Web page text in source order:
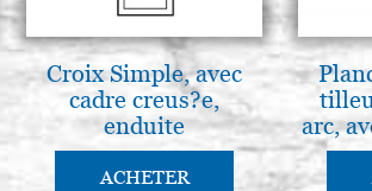
Croix Simple, avec
cadre creus?e,
enduite
ACHETER
arc,